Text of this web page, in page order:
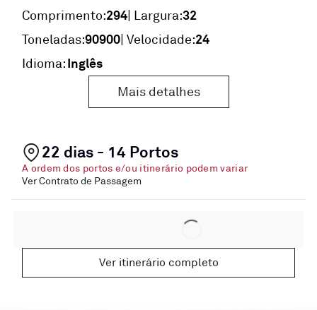
Comprimento:294| Largura:32
Toneladas:90900| Velocidade:24
Idioma:Inglês
Mais detalhes
22 dias - 14 Portos
A ordem dos portos e/ou itinerário podem variar
Ver Contrato de Passagem
Ver itinerário completo